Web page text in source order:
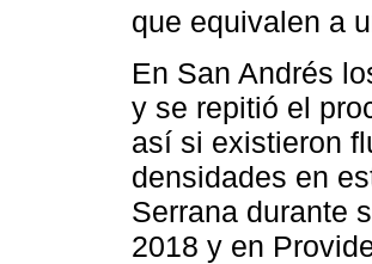
que equivalen a
En San Andrés
y se repitió el
así si existieron
densidades en
Serrana durante
2018 y en